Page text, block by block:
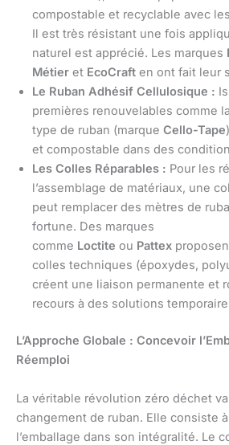
compostable et recyclable avec
Il est très résistant une fois
naturel est apprécié. Les marques
Métier et EcoCraft en ont fait leur
Le Ruban Adhésif Cellulosique :
premières renouvelables comme
type de ruban (marque Cello-Tape
et compostable dans des
Les Colles Réparables : Pour les
l’assemblage de matériaux, une
peut remplacer des mètres de
fortune. Des marques
comme Loctite ou Pattex
colles techniques (époxydes,
créent une liaison permanente et
recours à des solutions
L’Approche Globale : Concevoir
Réemploi
La véritable révolution zéro déchet
changement de ruban. Elle consiste
l’emballage dans son intégralité. Le